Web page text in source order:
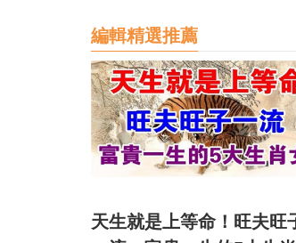
編輯精選推薦
天生就是上等命！旺夫旺